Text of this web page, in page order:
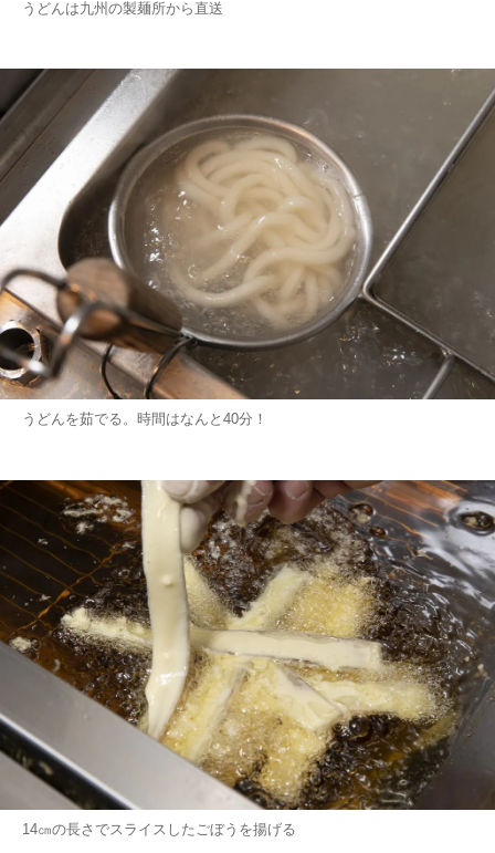
うどんは九州の製麺所から直送
うどんを茹でる。時間はなんと40分！
14㎝の長さでスライスしたごぼうを揚げる